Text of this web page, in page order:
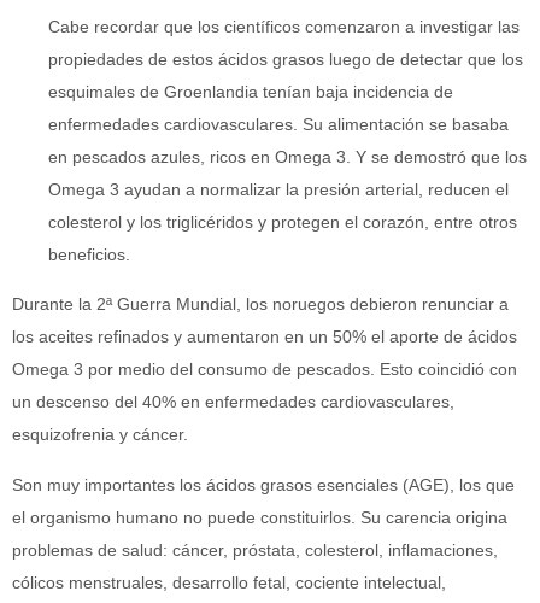
Cabe recordar que los científicos comenzaron a investigar las
propiedades de estos ácidos grasos luego de detectar que los
esquimales de Groenlandia tenían baja incidencia de
enfermedades cardiovasculares. Su alimentación se basaba
en pescados azules, ricos en Omega 3. Y se demostró que los
Omega 3 ayudan a normalizar la presión arterial, reducen el
colesterol y los triglicéridos y protegen el corazón, entre otros
beneficios.
Durante la 2ª Guerra Mundial, los noruegos debieron renunciar a
los aceites refinados y aumentaron en un 50% el aporte de ácidos
Omega 3 por medio del consumo de pescados. Esto coincidió con
un descenso del 40% en enfermedades cardiovasculares,
esquizofrenia y cáncer.
Son muy importantes los ácidos grasos esenciales (AGE), los que
el organismo humano no puede constituirlos. Su carencia origina
problemas de salud: cáncer, próstata, colesterol, inflamaciones,
cólicos menstruales, desarrollo fetal, cociente intelectual,